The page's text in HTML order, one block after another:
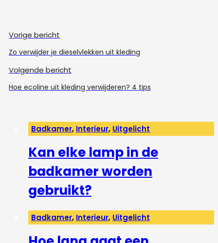
Vorige bericht
Zo verwijder je dieselvlekken uit kleding
Volgende bericht
Hoe ecoline uit kleding verwijderen? 4 tips
Badkamer, Interieur, Uitgelicht
Kan elke lamp in de
badkamer worden
gebruikt?
Badkamer, Interieur, Uitgelicht